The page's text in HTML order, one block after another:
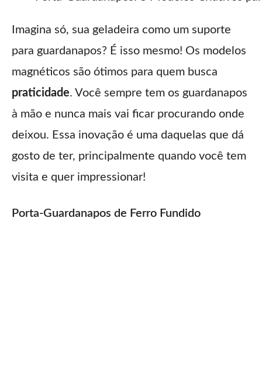
Imagina só, sua geladeira como um suporte
para guardanapos? É isso mesmo! Os modelos
magnéticos são ótimos para quem busca
praticidade. Você sempre tem os guardanapos
à mão e nunca mais vai ficar procurando onde
deixou. Essa inovação é uma daquelas que dá
gosto de ter, principalmente quando você tem
visita e quer impressionar!
Porta-Guardanapos de Ferro Fundido